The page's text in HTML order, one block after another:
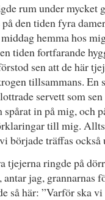
rum under mycket
på den tiden fyra
hemma hos
tiden fortfarande
sen att de här
tillsammans. En
servett som
in på mig, och
till mig.
började träffas också
tjejerna ringde på
antar jag, grannarnas
så här: ”Varför ska